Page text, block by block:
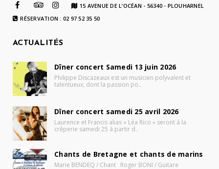
15 AVENUE DE L’OCÉAN - 56340 - PLOUHARNEL
RÉSERVATION : 02 97 52 35 50
ACTUALITÉS
Dîner concert Samedi 13 juin 2026
Philippe Discazeaux est un musicien polyvalent et
talentueux, dont la passion po..
Dîner concert samedi 25 avril 2026
Laurence et Francis alias « Léa Rico » seront à la
crêperie samedi 25 à partir d..
Chants de Bretagne et chants de marins
Marie BENDEQ / Chant Roger BONI / Guitare